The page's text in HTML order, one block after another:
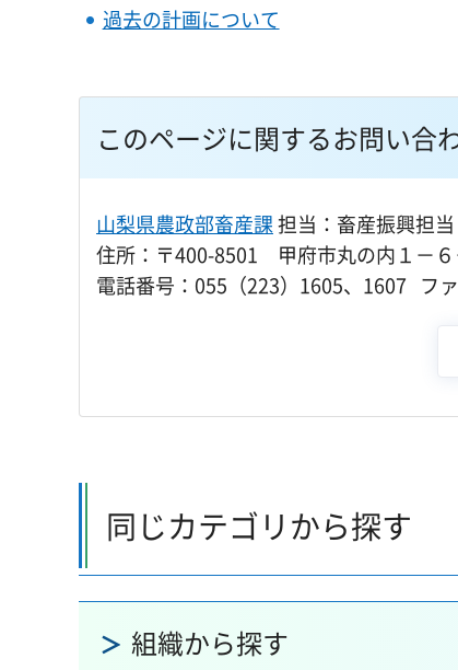
過去の計画について
このページに関するお問い合
山梨県農政部畜産課担当：畜産振興担当
住所：〒400-8501 甲府市丸の内１－６
電話番号：055（223）1605、1607 フ
同じカテゴリから探す
組織から探す